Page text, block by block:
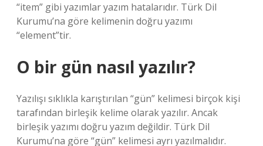
“item” gibi yazımlar yazım hatalarıdır. Türk Dil
Kurumu’na göre kelimenin doğru yazımı
“element”tir.
O bir gün nasıl yazılır?
Yazılışı sıklıkla karıştırılan “gün” kelimesi birçok kişi
tarafından birleşik kelime olarak yazılır. Ancak
birleşik yazımı doğru yazım değildir. Türk Dil
Kurumu’na göre “gün” kelimesi ayrı yazılmalıdır.